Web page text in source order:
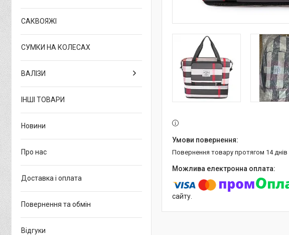
повернення товару протягом 14 днів
сайту.
САКВОЯЖІ
СУМКИ НА КОЛЕСАХ
ВАЛІЗИ
ІНШІ ТОВАРИ
Новини
Про нас
Доставка і оплата
Повернення та обмін
Відгуки